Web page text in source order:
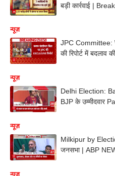
बड़ी कार्रवाई |
न्यूज़
JPC Committee:
की रिपोर्ट में
न्यूज़
Delhi Election:
BJP के उम्मीदवार
न्यूज़
Milkipur by
जनसभा | ABP
न्यूज़